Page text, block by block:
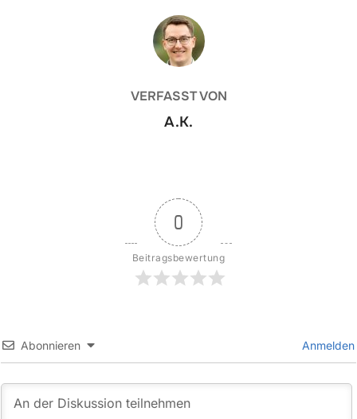
BEITRAGSAUTOR
VERFASST VON
A.K.
0
Beitragsbewertung
Abonnieren Anmelden